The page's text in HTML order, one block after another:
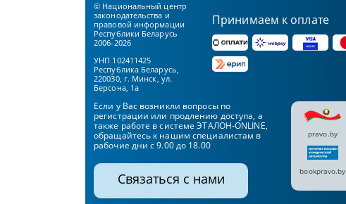
© Национальный центр
законодательства и
правовой информации
Республики Беларусь
2006-2026
УНП 102411425
Республика Беларусь,
220030, г. Минск, ул.
Берсона, 1а
Принимаем к оплате
Если у Вас возникли вопросы по
регистрации или продлению доступа, а
также работе в системе ЭТАЛОН-ONLINE,
обращайтесь к нашим специалистам в
рабочие дни с 9.00 до 18.00
Связаться с нами
pravo.by
bookpravo.by